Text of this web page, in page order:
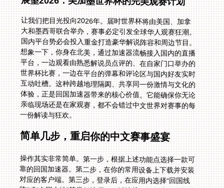
让我们把目光投向2026年。届时世界杯将由美国、加拿
大和墨西哥联合举办，赛事必定引发全球华人观赛狂潮。
国内平台势必会投入重金打造豪华解说阵容和周边节目。
想象一下，你身在北美，通过加速器流畅接入国内的直播
平台，一边观看由熟悉解说员点评的、在自家门口举办的
世界杯比赛，一边在平台的弹幕和评论区与国内好友实时
互动吐槽。这种跨越地理隔阂、共享同一份激情与文化的
体验，正是回国加速器带来的核心价值。它能确保你无论
亲临现场还是在家观赛，都不会错过中文世界对赛事的每
一份解读与狂欢。
简单几步，重启你的中文赛事盛宴
操作其实非常简单。第一步，根据上述功能点选择一款可
靠的回国加速器。第二步，在你的常用设备上下载并安装
对应的客户端。第三步，登录后，在应用内选择“回国线
路”或“中国内地”等类似选项，一键连接。第四步，确认连
接成功后，像平常一样打开你心仪的国内直播App或网
站，享受再无限制的观看体验。整个过程，就像打开一个